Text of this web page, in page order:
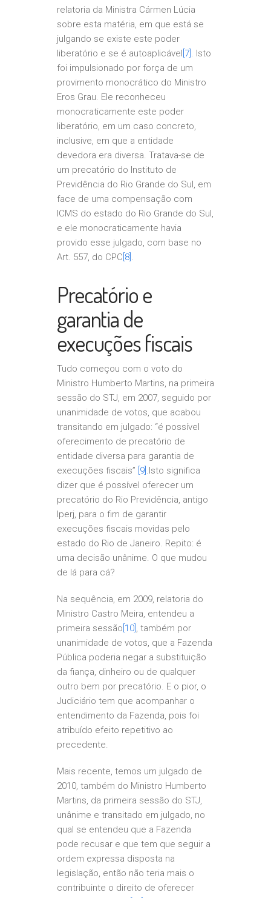
relatoria da Ministra Cármen Lúcia
sobre esta matéria, em que está se
julgando se existe este poder
liberatório e se é autoaplicável [7] . Isto
foi impulsionado por força de um
provimento monocrático do Ministro
Eros Grau. Ele reconheceu
monocraticamente este poder
liberatório, em um caso concreto,
inclusive, em que a entidade
devedora era diversa. Tratava-se de
um precatório do Instituto de
Previdência do Rio Grande do Sul, em
face de uma compensação com
ICMS do estado do Rio Grande do Sul,
e ele monocraticamente havia
provido esse julgado, com base no
Art. 557, do CPC [8] .
Precatório e
garantia de
execuções fiscais
Tudo começou com o voto do
Ministro Humberto Martins, na primeira
sessão do STJ, em 2007, seguido por
unanimidade de votos, que acabou
transitando em julgado: “é possível
oferecimento de precatório de
entidade diversa para garantia de
execuções fiscais” [9] .Isto significa
dizer que é possível oferecer um
precatório do Rio Previdência, antigo
Iperj, para o fim de garantir
execuções fiscais movidas pelo
estado do Rio de Janeiro. Repito: é
uma decisão unânime. O que mudou
de lá para cá?
Na sequência, em 2009, relatoria do
Ministro Castro Meira, entendeu a
primeira sessão [10] , também por
unanimidade de votos, que a Fazenda
Pública poderia negar a substituição
da fiança, dinheiro ou de qualquer
outro bem por precatório. E o pior, o
Judiciário tem que acompanhar o
entendimento da Fazenda, pois foi
atribuído efeito repetitivo ao
precedente.
Mais recente, temos um julgado de
2010, também do Ministro Humberto
Martins, da primeira sessão do STJ,
unânime e transitado em julgado, no
qual se entendeu que a Fazenda
pode recusar e que tem que seguir a
ordem expressa disposta na
legislação, então não teria mais o
contribuinte o direito de oferecer